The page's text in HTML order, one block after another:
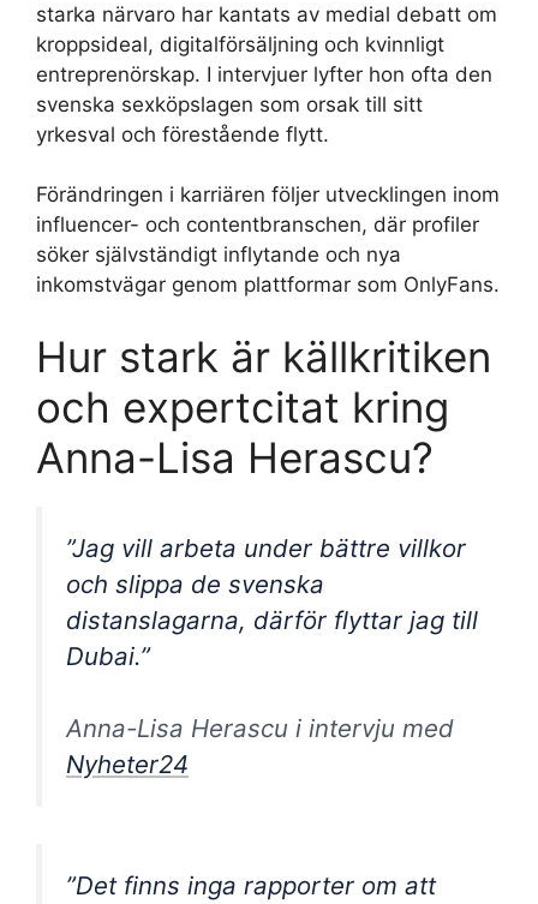
starka närvaro har kantats av medial debatt om
kroppsideal, digitalförsäljning och kvinnligt
entreprenörskap. I intervjuer lyfter hon ofta den
svenska sexköpslagen som orsak till sitt
yrkesval och förestående flytt.
Förändringen i karriären följer utvecklingen inom
influencer- och contentbranschen, där profiler
söker självständigt inflytande och nya
inkomstvägar genom plattformar som OnlyFans.
Hur stark är källkritiken
och expertcitat kring
Anna-Lisa Herascu?
”Jag vill arbeta under bättre villkor
och slippa de svenska
distanslagarna, därför flyttar jag till
Dubai.”
Anna-Lisa Herascu i intervju med
Nyheter24
”Det finns inga rapporter om att